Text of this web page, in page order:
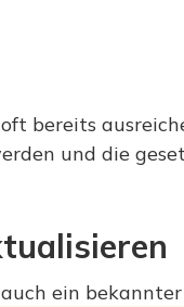
bereits
und die
ein bekannter